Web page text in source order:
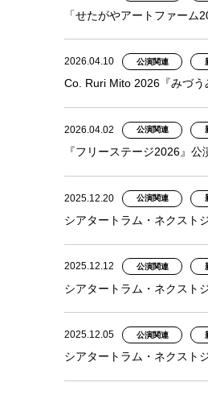
「せたがやアートファーム
2026.04.10 公演関連
Co. Ruri Mito 2026『みづ
2026.04.02 公演関連
『フリーステージ2026』
2025.12.20 公演関連
シアタートラム・ネクスト
2025.12.12 公演関連
シアタートラム・ネクスト
2025.12.05 公演関連
シアタートラム・ネクスト